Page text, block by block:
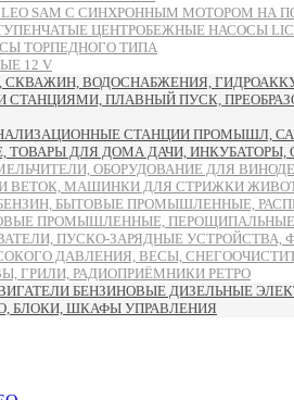
SAM С СИНХРОННЫМ МОТОРОМ НА
ЦЕНТРОБЕЖНЫЕ НАСОСЫ LIC
ТОРПЕДНОГО ТИПА
12 V
ВОДОСНАБЖЕНИЯ,
ПЛАВНЫЙ ПУСК,
СТАНЦИИ ПРОМЫШЛ,
ТОВАРЫ ДЛЯ ДОМА ДАЧИ,
ОБОРУДОВАНИЕ ДЛЯ
ВЕТОК, МАШИНКИ ДЛЯ СТРИЖКИ
БЫТОВЫЕ ПРОМЫШЛЕННЫЕ,
ПРОМЫШЛЕННЫЕ,
ПУСКО-ЗАРЯДНЫЕ УСТРОЙСТВА,
ДАВЛЕНИЯ, ВЕСЫ,
ГРИЛИ, РАДИОПРИЁМНИКИ РЕТРО
БЕНЗИНОВЫЕ ДИЗЕЛЬНЫЕ
БЛОКИ, ШКАФЫ УПРАВЛЕНИЯ